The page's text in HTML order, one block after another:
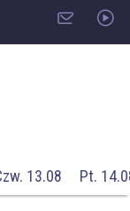
13.08 Pt.